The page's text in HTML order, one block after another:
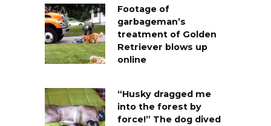
Footage of
garbageman’s
treatment of Golden
Retriever blows up
online
“Husky dragged me
into the forest by
force!” The dog dived